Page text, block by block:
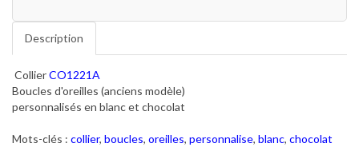
Description
CollierCO1221A
Boucles d'oreilles (anciens modèle)
personnalisés en blanc et chocolat
Mots-clés : collier, boucles, oreilles, personnalise, blanc, chocolat